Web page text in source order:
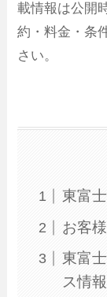
載情報は公開
約・料金・条
さい。
東富
お客
東富
ス情報